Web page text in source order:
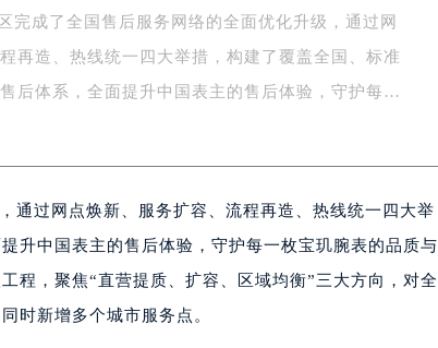
1803室（需提前预约）
层1604室（需提前预约）
楼（华润万象城）17层1706室（需提前预约）
层805室（需提前预约）
A座13层1304室（需提前预约）
央广场）A1座办公楼14层07室（需提前预约）
城）15层1508室（需提前预约）
完成了全国售后服务网络的全面优化升级，通过网
再造、热线统一四大举措，构建了覆盖全国、标准
后体系，全面提升中国表主的售后体验，守护每一
通过网点焕新、服务扩容、流程再造、热线统一四大举
升中国表主的售后体验，守护每一枚宝玑腕表的品质与
程，聚焦“直营提质、扩容、区域均衡”三大方向，对全
时新增多个城市服务点。